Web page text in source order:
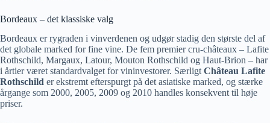
Bordeaux – det klassiske valg
Bordeaux er rygraden i vinverdenen og udgør stadig den største del af
det globale marked for fine vine. De fem premier cru-châteaux – Lafite
Rothschild, Margaux, Latour, Mouton Rothschild og Haut-Brion – har
i årtier været standardvalget for vininvestorer. Særligt Château Lafite
Rothschild er ekstremt efterspurgt på det asiatiske marked, og stærke
årgange som 2000, 2005, 2009 og 2010 handles konsekvent til høje
priser.